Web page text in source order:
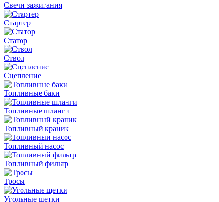
Свечи зажигания
Стартер
Статор
Ствол
Сцепление
Топливные баки
Топливные шланги
Топливный краник
Топливный насос
Топливный фильтр
Тросы
Угольные щетки